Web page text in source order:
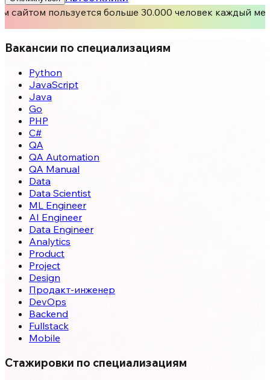
сайтом пользуется больше 30.000 человек каждый
Вакансии по специализациям
Python
JavaScript
Java
Go
PHP
C#
QA
QA Automation
QA Manual
Data
Data Scientist
ML Engineer
AI Engineer
Data Engineer
Analytics
Product
Project
Design
Продакт-инженер
DevOps
Backend
Fullstack
Mobile
Стажировки по специализациям